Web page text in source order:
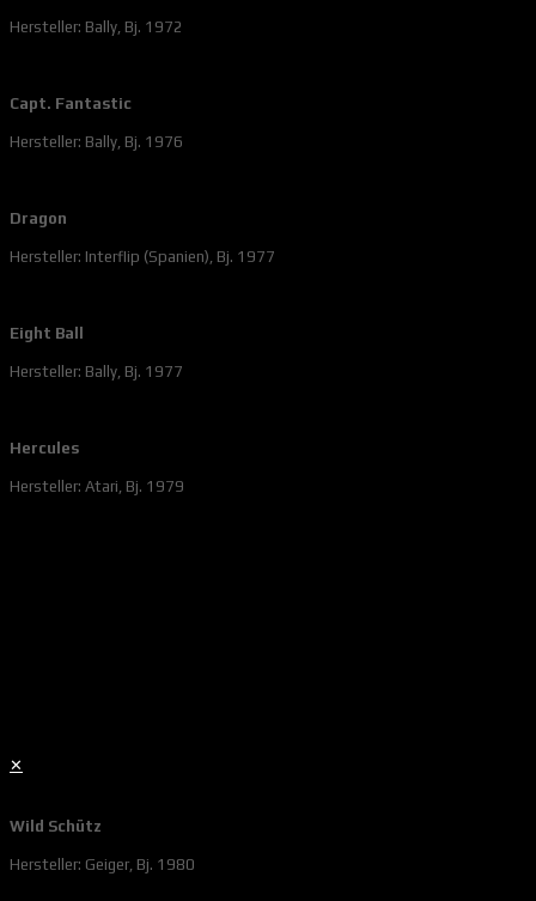
Hersteller: Bally, Bj. 1972
Capt. Fantastic
Hersteller: Bally, Bj. 1976
Dragon
Hersteller: Interflip (Spanien), Bj. 1977
Eight Ball
Hersteller: Bally, Bj. 1977
Hercules
Hersteller: Atari, Bj. 1979
✕
Wild Schütz
Hersteller: Geiger, Bj. 1980